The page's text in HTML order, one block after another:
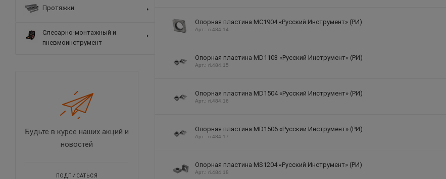
Опорная пластина MC1904 «Русский Инструмент» (РИ)
Арт.: ri.484.14
Опорная пластина MD1103 «Русский Инструмент» (РИ)
Арт.: ri.484.15
Опорная пластина MD1504 «Русский Инструмент» (РИ)
Арт.: ri.484.16
Опорная пластина MD1506 «Русский Инструмент» (РИ)
Арт.: ri.484.17
Опорная пластина MS1204 «Русский Инструмент» (РИ)
Арт.: ri.484.18
Протяжки
Слесарно-монтажный и
пневмоинструмент
Будьте в курсе наших акций и
новостей
ПОДПИСАТЬСЯ